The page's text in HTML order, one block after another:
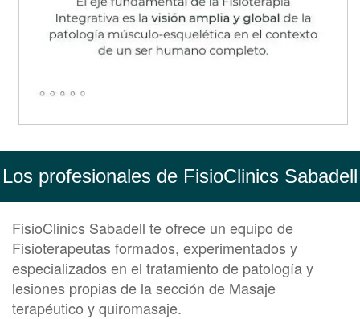
Los profesionales de FisioClinics Sabadell
FisioClinics Sabadell te ofrece un equipo de
Fisioterapeutas formados, experimentados y
especializados en el tratamiento de patología y
lesiones propias de la sección de Masaje
terapéutico y quiromasaje.